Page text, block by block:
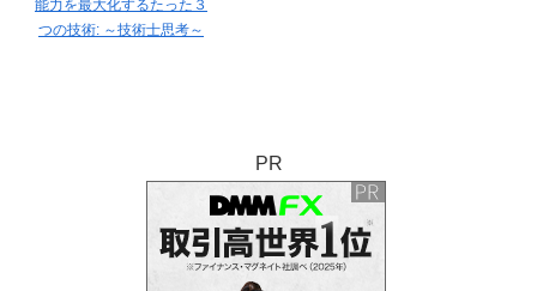
能力を最大化するたった３
つの技術: ～技術士思考～
PR